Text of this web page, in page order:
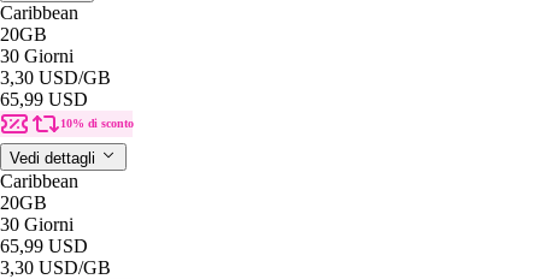
Caribbean
20GB
30 Giorni
3,30 USD/GB
65,99 USD
10% di sconto
Vedi dettagli
Caribbean
20GB
30 Giorni
65,99 USD
3,30 USD/GB